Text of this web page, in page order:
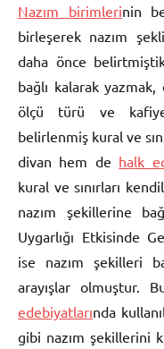
Nazım birimlerinin
birleşerek nazım
daha önce
bağlı kalarak
ölçü türü ve kafiye
belirlenmiş kural ve
divan hem de halk
kural ve sınırları
nazım şekillerine
Uygarlığı Etkisinde
ise nazım şekilleri
arayışlar olmuştur.
edebiyatlarında
gibi nazım şekillerini